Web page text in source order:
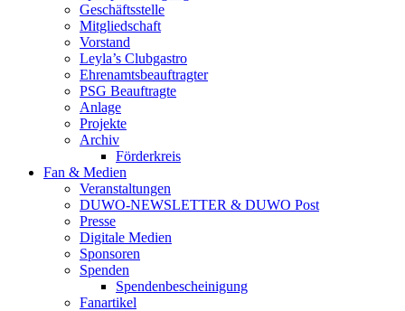
Geschäftsstelle
Mitgliedschaft
Vorstand
Leyla’s Clubgastro
Ehrenamtsbeauftragter
PSG Beauftragte
Anlage
Projekte
Archiv
Förderkreis
Fan & Medien
Veranstaltungen
DUWO-NEWSLETTER & DUWO Post
Presse
Digitale Medien
Sponsoren
Spenden
Spendenbescheinigung
Fanartikel